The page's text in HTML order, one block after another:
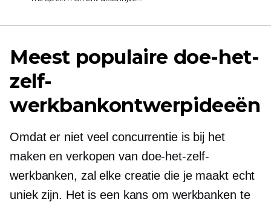
Meest populaire doe-het-
zelf-
werkbankontwerpideeën
Omdat er niet veel concurrentie is bij het
maken en verkopen van doe-het-zelf-
werkbanken, zal elke creatie die je maakt echt
uniek zijn. Het is een kans om werkbanken te